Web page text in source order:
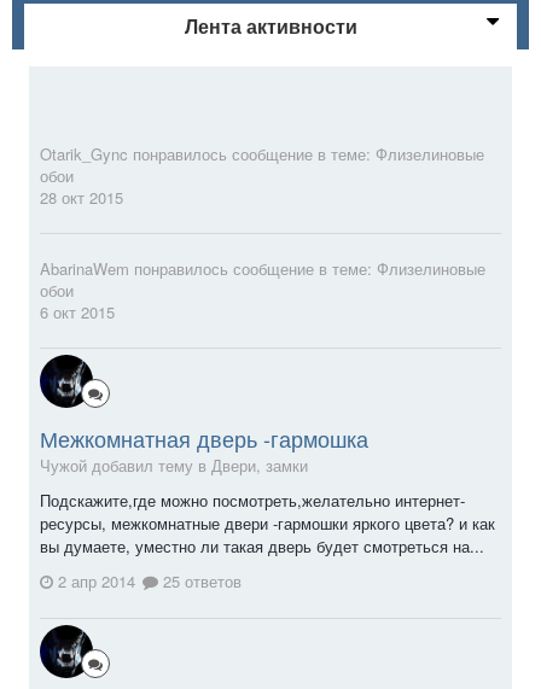
Лента активности
Otarik_Gync понравилось сообщение в теме: Флизелиновые
обои
28 окт 2015
AbarinaWem понравилось сообщение в теме: Флизелиновые
обои
6 окт 2015
Межкомнатная дверь -гармошка
Чужой добавил тему в Двери, замки
Подскажите,где можно посмотреть,желательно интернет-
ресурсы, межкомнатные двери -гармошки яркого цвета? и как
вы думаете, уместно ли такая дверь будет смотреться на...
2 апр 2014
25 ответов